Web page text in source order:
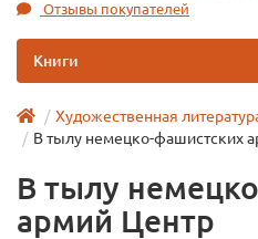
Отзывы покупателей
Книги
Художественная
В тылу немецко-фашистских
В тылу
армий Центр